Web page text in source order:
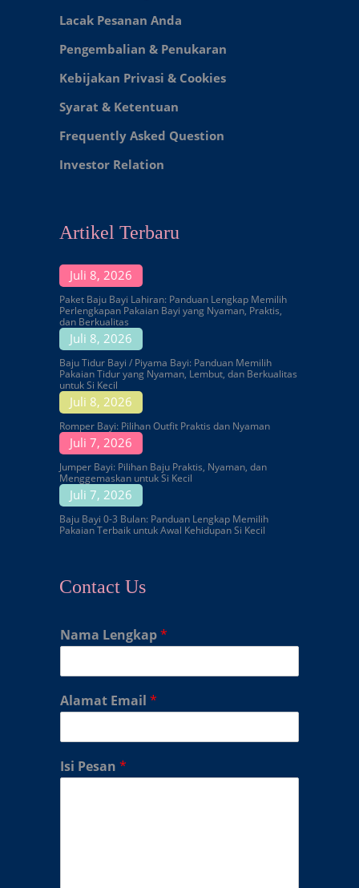
Lacak Pesanan Anda
Pengembalian & Penukaran
Kebijakan Privasi & Cookies
Syarat & Ketentuan
Frequently Asked Question
Investor Relation
Artikel Terbaru
Juli 8, 2026
Paket Baju Bayi Lahiran: Panduan Lengkap Memilih
Perlengkapan Pakaian Bayi yang Nyaman, Praktis,
dan Berkualitas
Juli 8, 2026
Baju Tidur Bayi / Piyama Bayi: Panduan Memilih
Pakaian Tidur yang Nyaman, Lembut, dan Berkualitas
untuk Si Kecil
Juli 8, 2026
Romper Bayi: Pilihan Outfit Praktis dan Nyaman
Juli 7, 2026
Jumper Bayi: Pilihan Baju Praktis, Nyaman, dan
Menggemaskan untuk Si Kecil
Juli 7, 2026
Baju Bayi 0-3 Bulan: Panduan Lengkap Memilih
Pakaian Terbaik untuk Awal Kehidupan Si Kecil
Contact Us
Nama Lengkap*
Alamat Email *
Isi Pesan *